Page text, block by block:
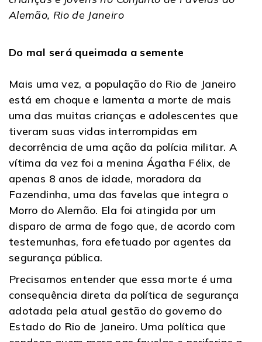
Alemão, Rio de Janeiro
Do mal será queimada a semente
Mais uma vez, a população do Rio de Janeiro
está em choque e lamenta a morte de mais
uma das muitas crianças e adolescentes que
tiveram suas vidas interrompidas em
decorrência de uma ação da polícia militar. A
vítima da vez foi a menina Ágatha Félix, de
apenas 8 anos de idade, moradora da
Fazendinha, uma das favelas que integra o
Morro do Alemão. Ela foi atingida por um
disparo de arma de fogo que, de acordo com
testemunhas, fora efetuado por agentes da
segurança pública.
Precisamos entender que essa morte é uma
consequência direta da política de segurança
adotada pela atual gestão do governo do
Estado do Rio de Janeiro. Uma política que